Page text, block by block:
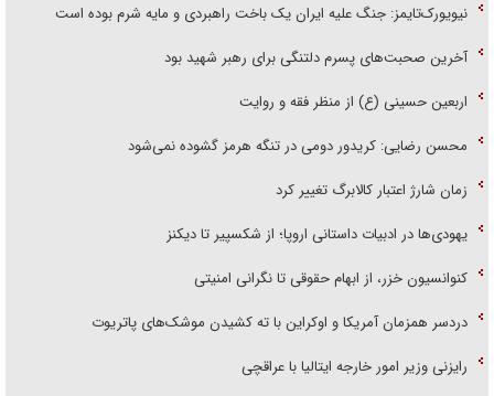
نیویورک‌تایمز: جنگ علیه ایران یک باخت راهبردی و مایه شرم بوده است
آخرین صحبت‌های پسرم دلتنگی برای رهبر شهید بود
اربعین حسینی (ع) از منظر فقه و روایت
محسن رضایی: کریدور دومی در تنگه هرمز گشوده نمی‌شود
زمان شارژ اعتبار کالابرگ تغییر کرد
یهودی‌ها در ادبیات داستانی اروپا؛ از شکسپیر تا دیکنز
کنوانسیون خزر، از ابهام حقوقی تا نگرانی امنیتی
دردسر همزمان آمریکا و اوکراین با ته کشیدن موشک‌های پاتریوت
رایزنی وزیر امور خارجه ایتالیا با عراقچی